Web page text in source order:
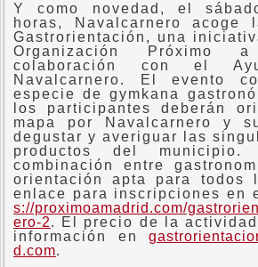
Y como novedad, el
horas, Navalcarnero acoge
Gastrorientación, una
Organización Próximo
colaboración con el
Navalcarnero. El evento
especie de gymkana
los participantes deberán
mapa por Navalcarnero y
degustar y averiguar las
productos del municipio.
combinación entre
orientación apta para todos
enlace para inscripciones en
s://proximoamadrid.com/
ero-2. El precio de la
información en
d.com.